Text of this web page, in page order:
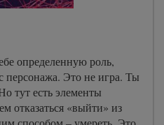
определенную роль,
персонажа. Это не игра. Ты
тут есть элементы
отказаться «выйти» из